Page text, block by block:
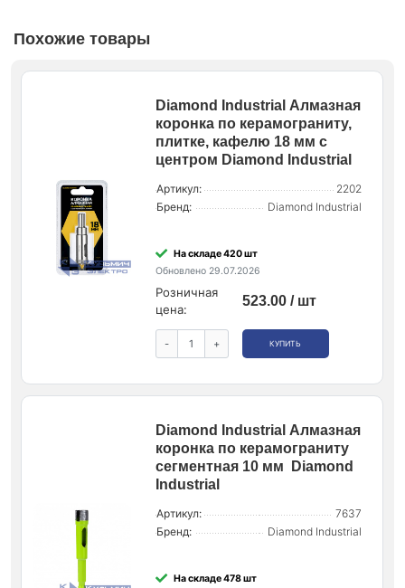
Похожие товары
Diamond Industrial Алмазная
коронка по керамограниту,
плитке, кафелю 18 мм с
центром Diamond Industrial
Артикул:
2202
Бренд:
Diamond Industrial
На складе 420 шт
Обновлено 29.07.2026
Розничная
цена:
523.00 / шт
- + КУПИТЬ
Diamond Industrial Алмазная
коронка по керамограниту
сегментная 10 мм Diamond
Industrial
Артикул:
7637
Бренд:
Diamond Industrial
На складе 478 шт